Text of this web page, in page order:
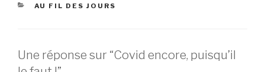
CATÉGORIES
AU FIL DES JOURS
Une réponse sur “Covid encore, puisqu’il